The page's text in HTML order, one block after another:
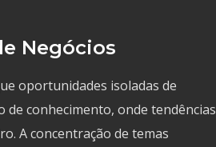
Negócios
oportunidades isoladas de
conhecimento, onde tendências
A concentração de temas